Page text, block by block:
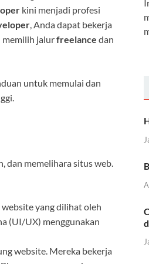
kini menjadi profesi
, Anda dapat bekerja
memilih jalurfreelance dan
untuk memulai dan
dan memelihara situs web.
yang dilihat oleh
(UI/UX) menggunakan
website. Mereka bekerja